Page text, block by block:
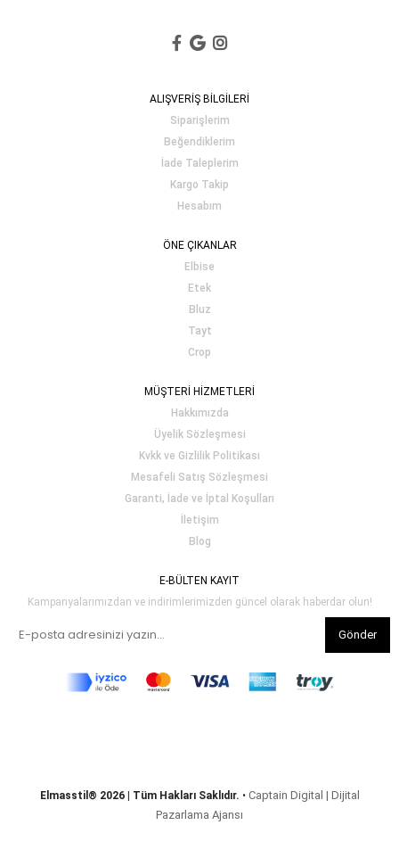
ALIŞVERİŞ BİLGİLERİ
Siparişlerim
Beğendiklerim
İade Taleplerim
Kargo Takip
Hesabım
ÖNE ÇIKANLAR
Elbise
Etek
Bluz
Tayt
Crop
MÜŞTERİ HİZMETLERİ
Hakkımızda
Üyelik Sözleşmesi
Kvkk ve Gizlilik Politikası
Mesafeli Satış Sözleşmesi
Garanti, İade ve İptal Koşulları
İletişim
Blog
E-BÜLTEN KAYIT
Kampanyalarımızdan ve indirimlerimizden güncel olarak haberdar olun!
Gönder
Elmasstil® 2026 | Tüm Hakları Saklıdır. • Captain Digital | Dijital
Pazarlama Ajansı